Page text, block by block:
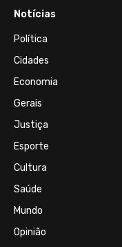
Notícias
Política
Cidades
Economia
Gerais
Justiça
Esporte
Cultura
Saúde
Mundo
Opinião